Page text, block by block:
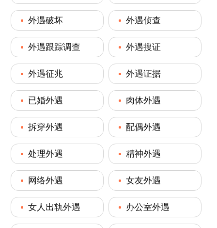
外遇破坏 外遇侦查
外遇跟踪调查 外遇搜证
外遇征兆 外遇证据
已婚外遇 肉体外遇
拆穿外遇 配偶外遇
处理外遇 精神外遇
网络外遇 女友外遇
女人出轨外遇 办公室外遇